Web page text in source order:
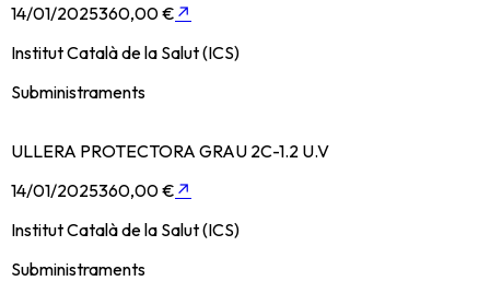
14/01/2025360,00 € ↗
Institut Català de la Salut (ICS)
Subministraments
ULLERA PROTECTORA GRAU 2C-1.2 U.V
14/01/2025360,00 € ↗
Institut Català de la Salut (ICS)
Subministraments